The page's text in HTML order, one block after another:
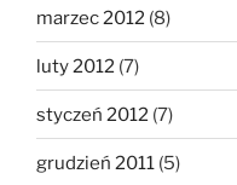
marzec 2012 (8)
luty 2012 (7)
styczeń 2012 (7)
grudzień 2011 (5)